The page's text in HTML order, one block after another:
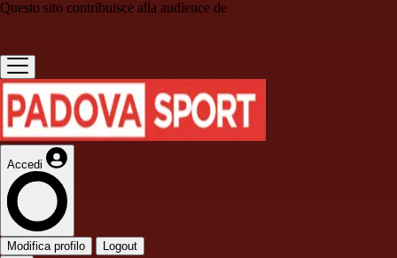
Questo sito contribuisce alla audience de
Accedi
Modifica profilo Logout